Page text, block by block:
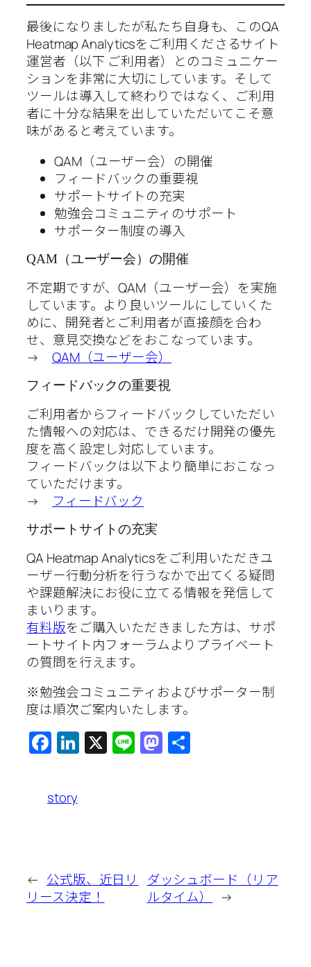
最後になりましたが私たち自身も、このQA
Heatmap Analyticsをご利用くださるサイト
運営者（以下 ご利用者）とのコミュニケー
ションを非常に大切にしています。そして
ツールは導入して終わりではなく、ご利用
者に十分な結果を出していただいてこそ意
味があると考えています。
QAM（ユーザー会）の開催
フィードバックの重要視
サポートサイトの充実
勉強会コミュニティのサポート
サポーター制度の導入
QAM（ユーザー会）の開催
不定期ですが、QAM（ユーザー会）を実施
しています。より良いツールにしていくた
めに、開発者とご利用者が直接顔を合わ
せ、意見交換などをおこなっています。
→ QAM（ユーザー会）
フィードバックの重要視
ご利用者からフィードバックしていただい
た情報への対応は、できるだけ開発の優先
度を高く設定し対応しています。
フィードバックは以下より簡単におこなっ
ていただけます。
→ フィードバック
サポートサイトの充実
QA Heatmap Analyticsをご利用いただきユ
ーザー行動分析を行うなかで出てくる疑問
や課題解決にお役に立てる情報を発信して
まいります。
有料版をご購入いただきました方は、サポ
ートサイト内フォーラムよりプライベート
の質問を行えます。
※勉強会コミュニティおよびサポーター制
度は順次ご案内いたします。
Facebook
LinkedIn
X LineMastodon
story
← 公式版、近日リ
リース決定！
ダッシュボード（リア
ルタイム）
→